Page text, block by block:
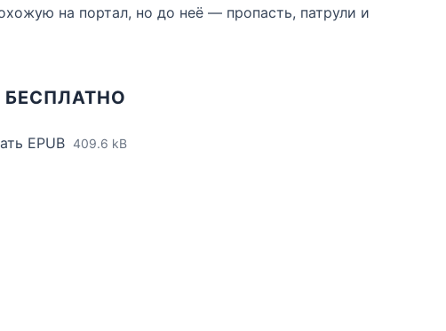
на портал, но до неё — пропасть, патрули и
EPUB 409.6 kB